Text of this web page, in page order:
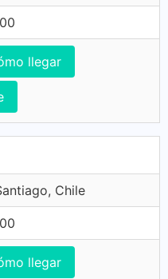
llegar
Chile
llegar